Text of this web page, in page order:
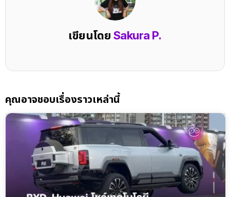
เขียนโดย Sakura P.
คุณอาจชอบเรื่องราวเหล่านี้